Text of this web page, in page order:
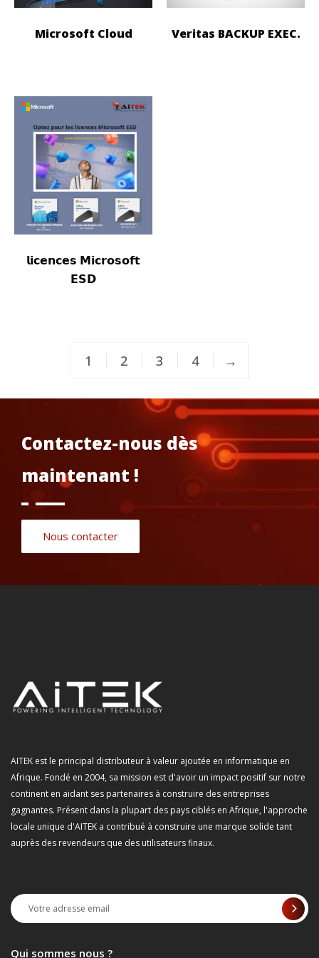
Microsoft Cloud Veritas BACKUP EXEC.
𝗹𝗶𝗰𝗲𝗻𝗰𝗲𝘀 𝗠𝗶𝗰𝗿𝗼𝘀𝗼𝗳𝘁
𝗘𝗦𝗗
1 2 3 4 →
Contactez-nous dès
maintenant !
Nous contacter
AITEK est le principal distributeur à valeur ajoutée en informatique en
Afrique. Fondé en 2004, sa mission est d'avoir un impact positif sur notre
continent en aidant ses partenaires à construire des entreprises
gagnantes. Présent dans la plupart des pays ciblés en Afrique, l'approche
locale unique d'AITEK a contribué à construire une marque solide tant
auprès des revendeurs que des utilisateurs finaux.
Qui sommes nous ?